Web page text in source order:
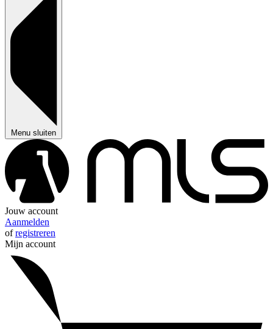
Menu sluiten
Jouw account
Aanmelden
ofregistreren
Mijn account